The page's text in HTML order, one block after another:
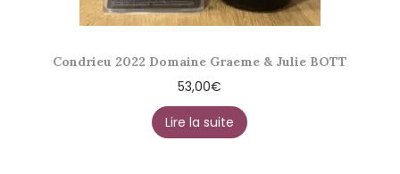
Condrieu 2022 Domaine Graeme & Julie BOTT
53,00€
Lire la suite